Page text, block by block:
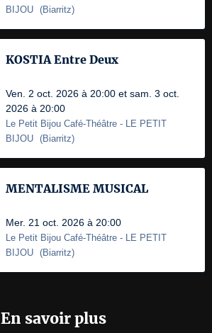
BIJOU (Biarritz)
KOSTIA Entre Deux
Ven. 2 oct. 2026 à 20:00 et sam. 3 oct.
2026 à 20:00
Le Petit Bijou Café-Théâtre - LE PETIT
BIJOU (Biarritz)
MENTALISME MUSICAL
Mer. 21 oct. 2026 à 20:00
Le Petit Bijou Café-Théâtre - LE PETIT
BIJOU (Biarritz)
En savoir plus